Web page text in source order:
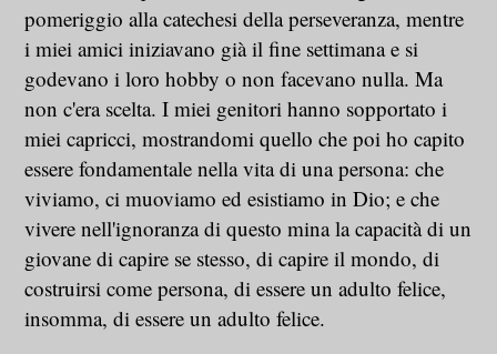
pomeriggio alla catechesi della perseveranza, mentre
i miei amici iniziavano già il fine settimana e si
godevano i loro hobby o non facevano nulla. Ma
non c'era scelta. I miei genitori hanno sopportato i
miei capricci, mostrandomi quello che poi ho capito
essere fondamentale nella vita di una persona: che
viviamo, ci muoviamo ed esistiamo in Dio; e che
vivere nell'ignoranza di questo mina la capacità di un
giovane di capire se stesso, di capire il mondo, di
costruirsi come persona, di essere un adulto felice,
insomma, di essere un adulto felice.